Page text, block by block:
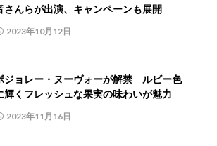
さんらが出演、キャンペーンも展開
2023年10月12日
ジョレー・ヌーヴォーが解禁 ルビー色
輝くフレッシュな果実の味わいが魅力
2023年11月16日